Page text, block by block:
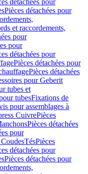
détachées pour
Pièces détachées pour
et raccordements,
pour
pour
détachées pour
Pièces détachées pour
Pièces détachées
pour Geberit
tubes et
tubesFixations de
pour assemblages à
CuivrePièces
Pièces détachées
pour
TésPièces
détachées pour
Pièces détachées pour